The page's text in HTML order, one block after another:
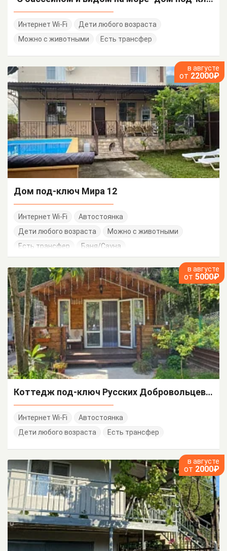
Интернет Wi-Fi
Дети любого возраста
Можно с животными
Есть трансфер
в августе
от 22000₽
Дом под-ключ Мира 12
Интернет Wi-Fi
Автостоянка
Дети любого возраста
Можно с животными
Есть трансфер
Баня/Сауна
в августе
от 5000₽
Коттедж под-ключ Русских Добровольцев 61
Интернет Wi-Fi
Автостоянка
Дети любого возраста
Есть трансфер
в августе
от 2000₽